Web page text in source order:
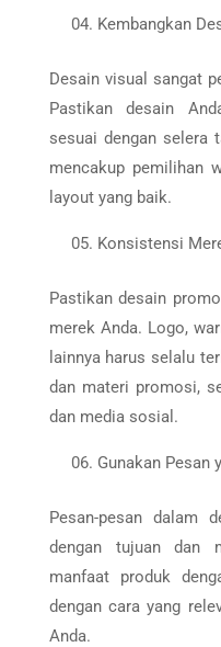
Kembangkan
Desain visual sangat
Pastikan desain
sesuai dengan selera
mencakup pemilihan
layout yang baik.
Konsistensi
Pastikan desain
merek Anda. Logo,
lainnya harus selalu
dan materi promosi,
dan media sosial.
Gunakan Pesan
Pesan-pesan dalam
dengan tujuan dan
manfaat produk
dengan cara yang
Anda.